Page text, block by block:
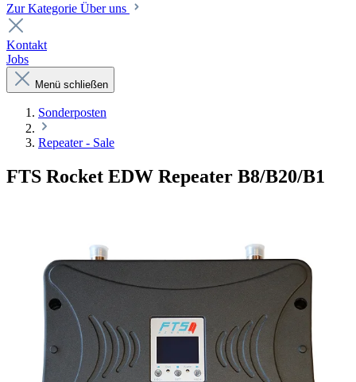
Zur Kategorie Über uns
Kontakt
Jobs
Menü schließen
Sonderposten
Repeater - Sale
FTS Rocket EDW Repeater B8/B20/B1